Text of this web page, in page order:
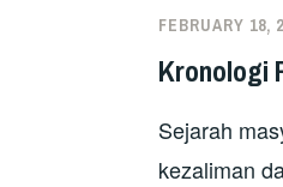
FEBRUARY 18,
Kronologi
Sejarah
kezaliman